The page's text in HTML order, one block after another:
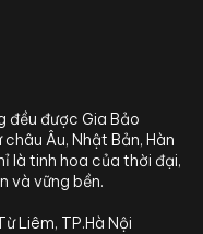
đều được Gia Bảo
Âu, Nhật Bản, Hàn
là tinh hoa của thời đại,
và vững bền.
Liêm, TP.Hà Nội